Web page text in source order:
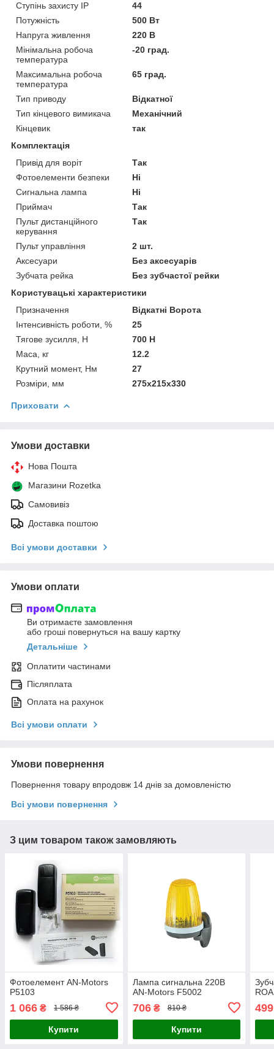
Ступінь захисту IP
44
Потужність
500 Вт
Напруга живлення
220 В
Мінімальна робоча
температура
-20 град.
Максимальна робоча
температура
65 град.
Тип приводу
Відкатної
Тип кінцевого вимикача
Механічний
Кінцевик
так
Комплектація
Привід для воріт
Так
Фотоелементи безпеки
Ні
Сигнальна лампа
Ні
Приймач
Так
Пульт дистанційного
керування
Так
Пульт управління
2 шт.
Аксесуари
Без аксесуарів
Зубчата рейка
Без зубчастої рейки
Користувацькі характеристики
Призначення
Відкатні Ворота
Інтенсивність роботи, %
25
Тягове зусилля, Н
700 Н
Маса, кг
12.2
Крутний момент, Нм
27
Розміри, мм
275x215x330
Приховати
Умови доставки
Нова Пошта
Магазини Rozetka
Самовивіз
Доставка поштою
Всі умови доставки
Умови оплати
Ви отримаєте замовлення
або гроші повернуться на вашу картку
Детальніше
Оплатити частинами
Післяплата
Оплата на рахунок
Всі умови оплати
Умови повернення
Повернення товару впродовж 14 днів за домовленістю
Всі умови повернення
З цим товаром також замовляють
Фотоелемент AN-Motors
P5103
1 066 ₴ 1 586 ₴
Купити
Лампа сигнальна 220В
AN-Motors F5002
706₴ 810 ₴
Купити
499